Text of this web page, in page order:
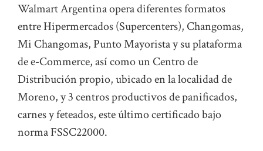
Walmart Argentina opera diferentes formatos
entre Hipermercados (Supercenters), Changomas,
Mi Changomas, Punto Mayorista y su plataforma
de e-Commerce, así como un Centro de
Distribución propio, ubicado en la localidad de
Moreno, y 3 centros productivos de panificados,
carnes y feteados, este último certificado bajo
norma FSSC22000.